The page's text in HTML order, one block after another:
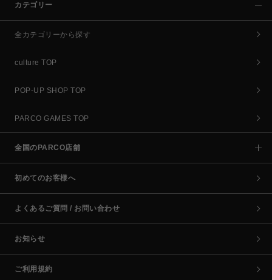
カテゴリー
全カテゴリーから探す
culture TOP
POP-UP SHOP TOP
PARCO GAMES TOP
全国のPARCO店舗
初めてのお客様へ
よくあるご質問 / お問い合わせ
お知らせ
ご利用規約